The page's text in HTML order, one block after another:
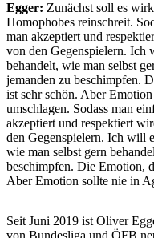
Egger: Zunächst soll es
Homophobes reinschreit.
man akzeptiert und
von den Gegenspielern. Ich
behandelt, wie man selbst
jemanden zu beschimpfen.
ist sehr schön. Aber
umschlagen. Sodass man
akzeptiert und respektiert
den Gegenspielern. Ich will
wie man selbst gern
beschimpfen. Die Emotion,
Aber Emotion sollte nie in
Seit Juni 2019 ist Oliver